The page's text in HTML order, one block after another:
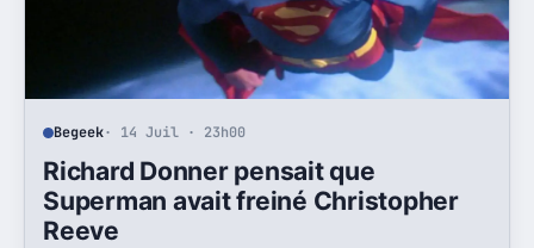
Begeek· 14 Juil · 23h00
Richard Donner pensait que
Superman avait freiné Christopher
Reeve